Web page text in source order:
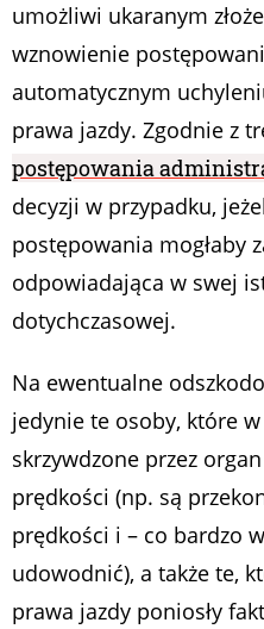
umożliwi ukaranym
wznowienie
automatycznym
prawa jazdy. Zgodnie z
postępowania
decyzji w przypadku,
postępowania mogłaby
odpowiadająca w swej
dotychczasowej.
Na ewentualne
jedynie te osoby, które
skrzywdzone przez
prędkości (np. są
prędkości i – co bardzo
udowodnić), a także te,
prawa jazdy poniosły